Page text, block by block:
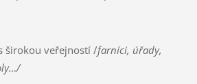
širokou veřejností /farníci, úřady,